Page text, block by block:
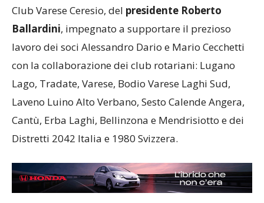
Club Varese Ceresio, del presidente Roberto
Ballardini, impegnato a supportare il prezioso
lavoro dei soci Alessandro Dario e Mario Cecchetti
con la collaborazione dei club rotariani: Lugano
Lago, Tradate, Varese, Bodio Varese Laghi Sud,
Laveno Luino Alto Verbano, Sesto Calende Angera,
Cantù, Erba Laghi, Bellinzona e Mendrisiotto e dei
Distretti 2042 Italia e 1980 Svizzera.